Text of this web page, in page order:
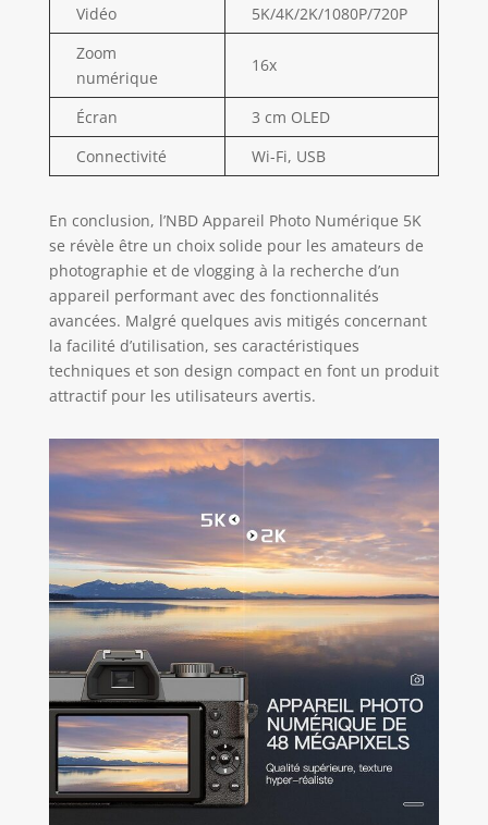
Vidéo
5K/4K/2K/1080P/720P
Zoom
numérique
16x
Écran
3 cm OLED
Connectivité
Wi-Fi, USB
En conclusion, l’NBD Appareil Photo Numérique 5K
se révèle être un choix solide pour les amateurs de
photographie et de vlogging à la recherche d’un
appareil performant avec des fonctionnalités
avancées. Malgré quelques avis mitigés concernant
la facilité d’utilisation, ses caractéristiques
techniques et son design compact en font un produit
attractif pour les utilisateurs avertis.